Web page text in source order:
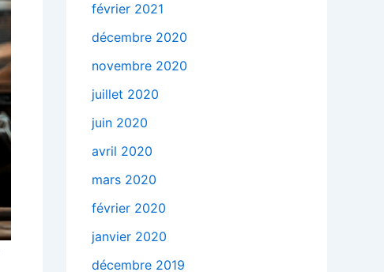
février 2021
décembre 2020
novembre 2020
juillet 2020
juin 2020
avril 2020
mars 2020
février 2020
janvier 2020
décembre 2019